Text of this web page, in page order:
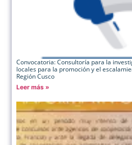
Convocatoria: Consultoría para la
locales para la promoción y el
Región Cusco
Leer más »